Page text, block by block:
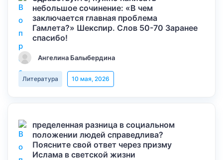
небольшое сочинение: «В чем
заключается главная проблема
Гамлета?» Шекспир. Слов 50-70 Заранее
спасибо!
Ангелина Балыбердина
Литература 10 мая, 2026
пределенная разница в социальном
положении людей справедлива?
Поясните свой ответ через призму
Ислама в светской жизни